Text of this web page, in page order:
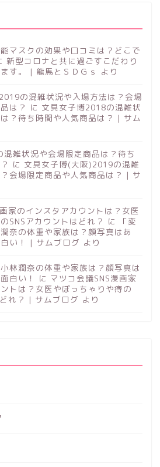
マスクの効果や口コミは？どこで
新型コロナと共に過ごすこだわり
す。 | 龍馬とＳＤＧｓ
より
の混雑状況や入場方法は？会場
は？ に 文具女子博2018の混雑状
？待ち時間や人気商品は？ | サム
雑状況や会場限定商品は？待ち
に 文具女子博(大阪)2019の混雑
会場限定商品や人気商品は？ | サ
家のインスタアカウントは？女医
SNSアカウントはどれ？ に
「変
奈の体重や家族は？顔写真はあ
い！ | サムブログ より
林潤奈の体重や家族は？顔写真は
白い！
に マツコ会議SNS漫画家
トは？女医やぽっちゃりや痔の
れ？ | サムブログ より